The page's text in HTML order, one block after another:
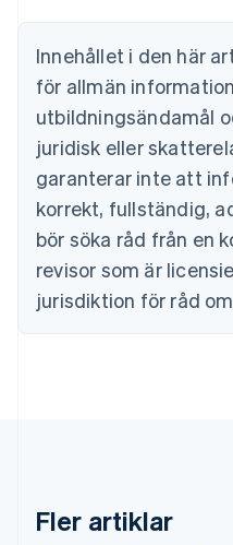
Innehållet i den här
för allmän
utbildningsändamål
juridisk eller
garanterar inte att
korrekt, fullständig,
bör söka råd från en
revisor som är
jurisdiktion för råd
Fler artiklar
PortuguêsEnglish
Bulgarien
English
Cypern
English
Danmark
English
Estland
Fastlandskina
简体中文English
Finland
English Svenska
Frankrike
简体中文
Indien